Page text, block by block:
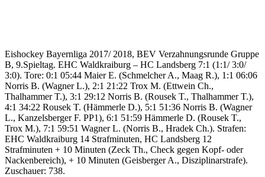
Eishockey Bayernliga 2017/ 2018, BEV Verzahnungsrunde Gruppe
B, 9.Spieltag. EHC Waldkraiburg – HC Landsberg 7:1 (1:1/ 3:0/
3:0). Tore: 0:1 05:44 Maier E. (Schmelcher A., Maag R.), 1:1 06:06
Norris B. (Wagner L.), 2:1 21:22 Trox M. (Ettwein Ch.,
Thalhammer T.), 3:1 29:12 Norris B. (Rousek T., Thalhammer T.),
4:1 34:22 Rousek T. (Hämmerle D.), 5:1 51:36 Norris B. (Wagner
L., Kanzelsberger F. PP1), 6:1 51:59 Hämmerle D. (Rousek T.,
Trox M.), 7:1 59:51 Wagner L. (Norris B., Hradek Ch.). Strafen:
EHC Waldkraiburg 14 Strafminuten, HC Landsberg 12
Strafminuten + 10 Minuten (Zeck Th., Check gegen Kopf- oder
Nackenbereich), + 10 Minuten (Geisberger A., Disziplinarstrafe).
Zuschauer: 738.